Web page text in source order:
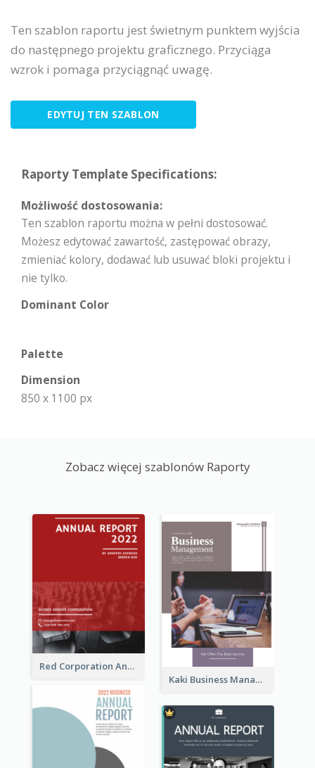
Ten szablon raportu jest świetnym punktem wyjścia
do następnego projektu graficznego. Przyciąga
wzrok i pomaga przyciągnąć uwagę.
EDYTUJ TEN SZABLON
Raporty Template Specifications:
Możliwość dostosowania:
Ten szablon raportu można w pełni dostosować.
Możesz edytować zawartość, zastępować obrazy,
zmieniać kolory, dodawać lub usuwać bloki projektu i
nie tylko.
Dominant Color
Palette
Dimension
850 x 1100 px
Zobacz więcej szablonów Raporty
Red Corporation Annual Report
Kaki Business Management Reports